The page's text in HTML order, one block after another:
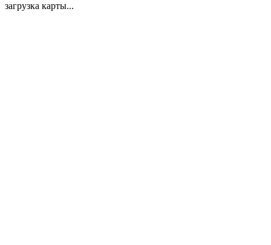
загрузка карты...